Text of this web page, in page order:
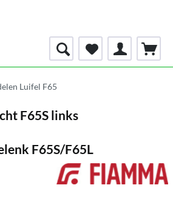
Luifel F65
F65S links
F65S/F65L